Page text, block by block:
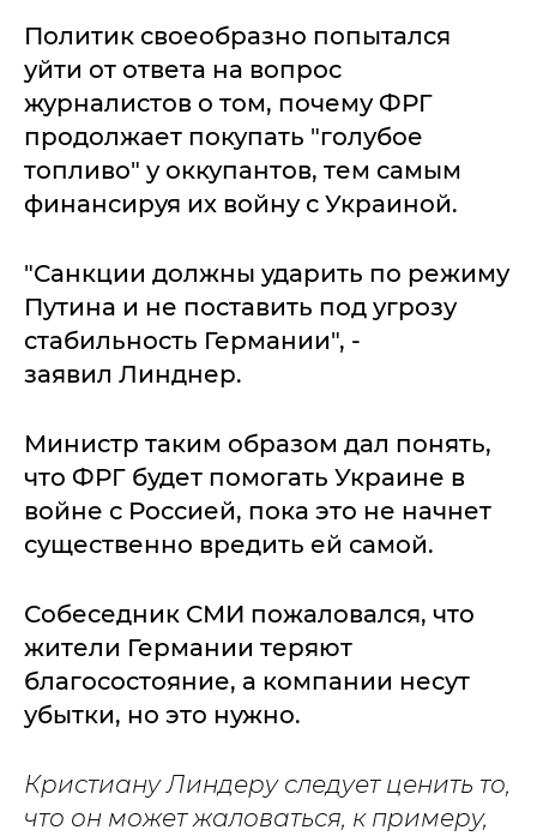
Политик своеобразно попытался
уйти от ответа на вопрос
журналистов о том, почему ФРГ
продолжает покупать "голубое
топливо" у оккупантов, тем самым
финансируя их войну с Украиной.
"Санкции должны ударить по режиму
Путина и не поставить под угрозу
стабильность Германии", -
заявил Линднер.
Министр таким образом дал понять,
что ФРГ будет помогать Украине в
войне с Россией, пока это не начнет
существенно вредить ей самой.
Собеседник СМИ пожаловался, что
жители Германии теряют
благосостояние, а компании несут
убытки, но это нужно.
Кристиану Линдеру следует ценить то,
что он может жаловаться, к примеру,